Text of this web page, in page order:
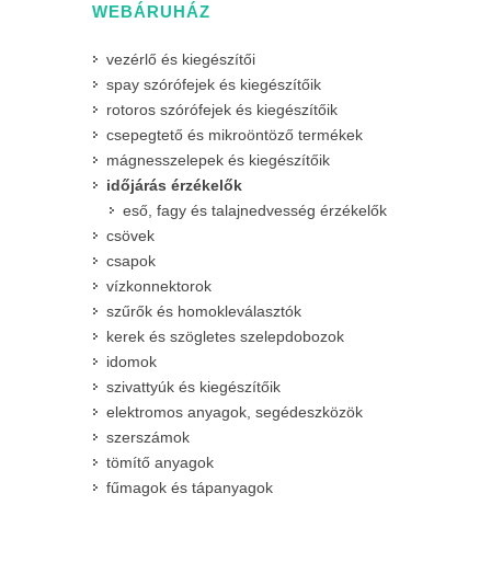
WEBÁRUHÁZ
vezérlő és kiegészítői
spay szórófejek és kiegészítőik
rotoros szórófejek és kiegészítőik
csepegtető és mikroöntöző termékek
mágnesszelepek és kiegészítőik
időjárás érzékelők
eső, fagy és talajnedvesség érzékelők
csövek
csapok
vízkonnektorok
szűrők és homokleválasztók
kerek és szögletes szelepdobozok
idomok
szivattyúk és kiegészítőik
elektromos anyagok, segédeszközök
szerszámok
tömítő anyagok
fűmagok és tápanyagok